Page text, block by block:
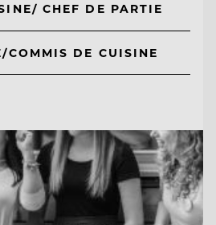
CHEF DE PARTIE
COMMIS DE CUISINE